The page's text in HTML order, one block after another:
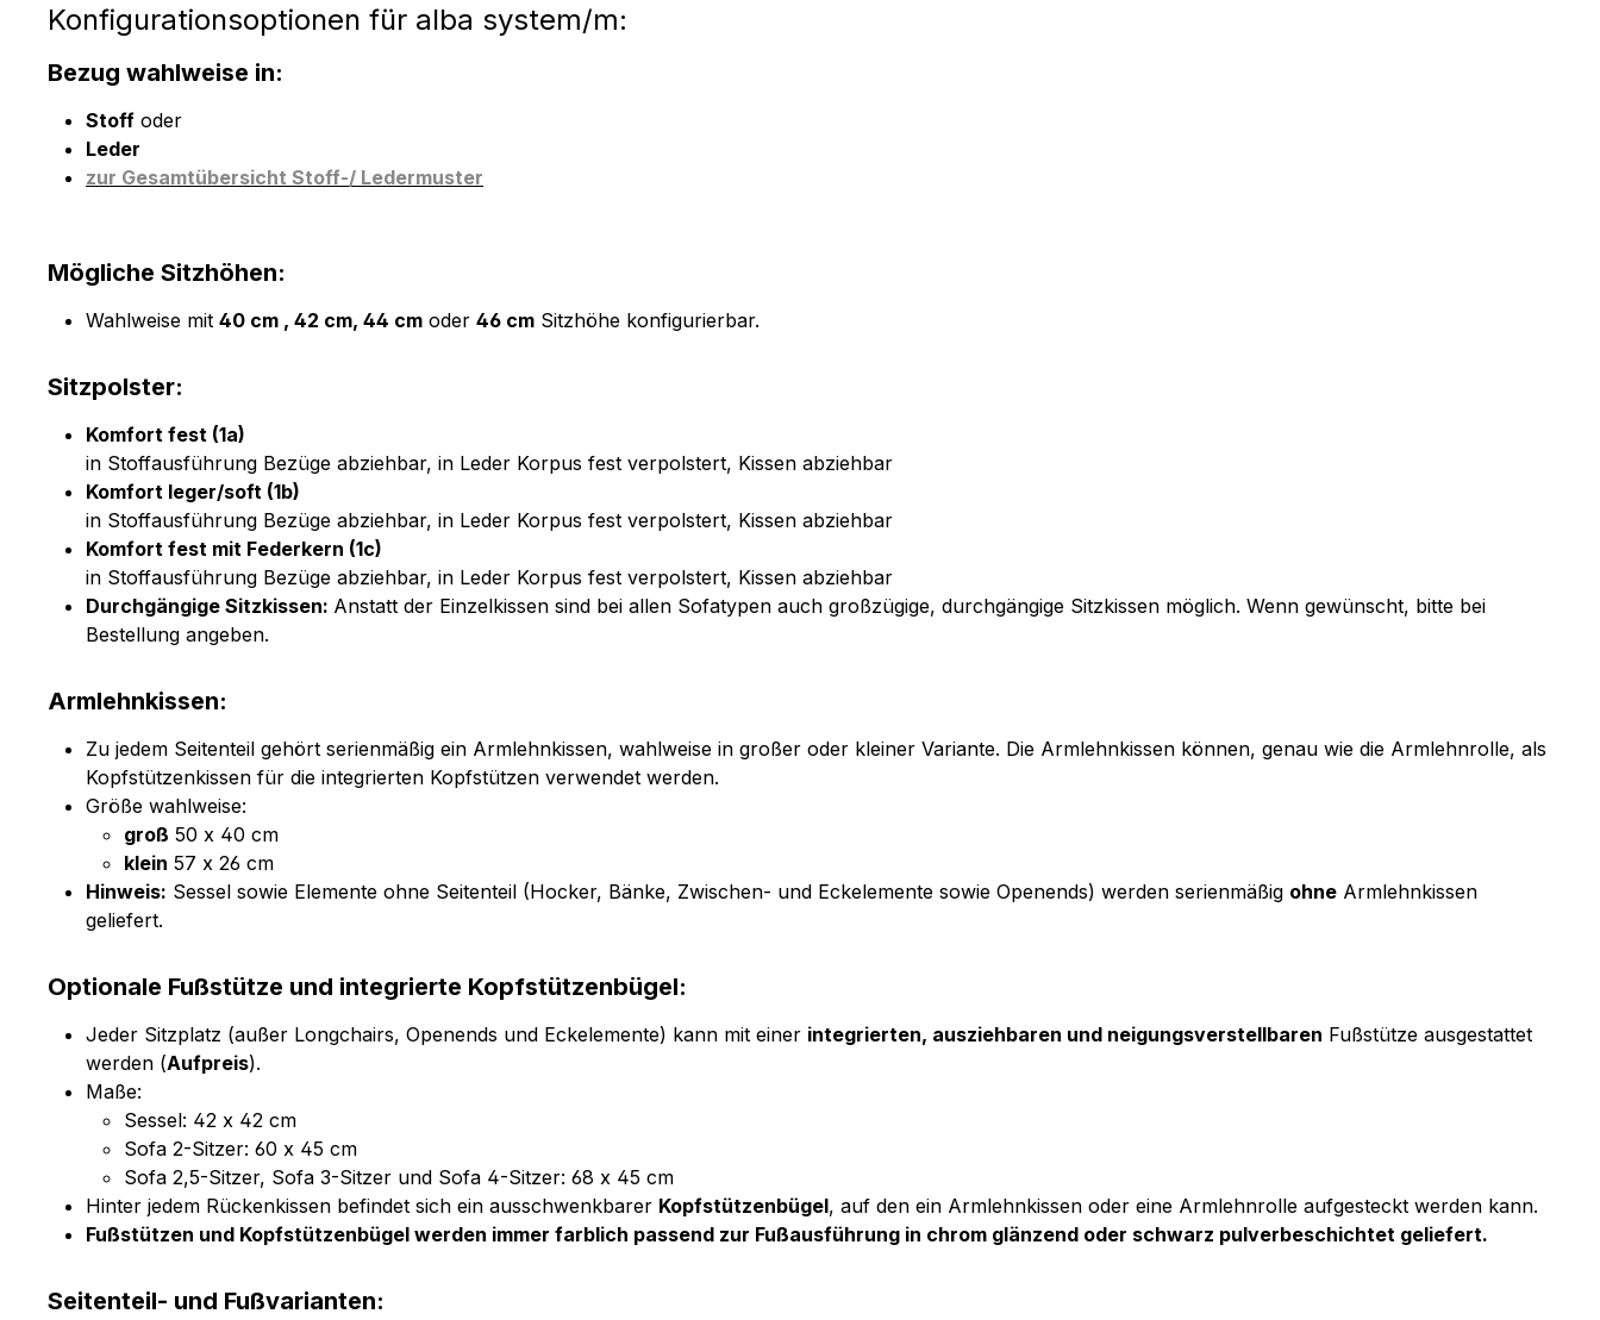
Konfigurationsoptionen für alba system/m:
Bezug wahlweise in:
Stoff oder
Leder
zur Gesamtübersicht Stoff-/ Ledermuster
Mögliche Sitzhöhen:
Wahlweise mit 40 cm , 42 cm, 44 cm oder 46 cm Sitzhöhe konfigurierbar.
Sitzpolster:
Komfort fest (1a)
in Stoffausführung Bezüge abziehbar, in Leder Korpus fest verpolstert, Kissen abziehbar
Komfort leger/soft (1b)
in Stoffausführung Bezüge abziehbar, in Leder Korpus fest verpolstert, Kissen abziehbar
Komfort fest mit Federkern (1c)
in Stoffausführung Bezüge abziehbar, in Leder Korpus fest verpolstert, Kissen abziehbar
Durchgängige Sitzkissen: Anstatt der Einzelkissen sind bei allen Sofatypen auch großzügige, durchgängige Sitzkissen möglich. Wenn gewünscht, bitte bei
Bestellung angeben.
Armlehnkissen:
Zu jedem Seitenteil gehört serienmäßig ein Armlehnkissen, wahlweise in großer oder kleiner Variante. Die Armlehnkissen können, genau wie die Armlehnrolle, als
Kopfstützenkissen für die integrierten Kopfstützen verwendet werden.
Größe wahlweise:
groß 50 x 40 cm
klein 57 x 26 cm
Hinweis: Sessel sowie Elemente ohne Seitenteil (Hocker, Bänke, Zwischen- und Eckelemente sowie Openends) werden serienmäßig ohne Armlehnkissen
geliefert.
Optionale Fußstütze und integrierte Kopfstützenbügel:
Jeder Sitzplatz (außer Longchairs, Openends und Eckelemente) kann mit einer integrierten, ausziehbaren und neigungsverstellbaren Fußstütze ausgestattet
werden (Aufpreis).
Maße:
Sessel: 42 x 42 cm
Sofa 2-Sitzer: 60 x 45 cm
Sofa 2,5-Sitzer, Sofa 3-Sitzer und Sofa 4-Sitzer: 68 x 45 cm
Hinter jedem Rückenkissen befindet sich ein ausschwenkbarer Kopfstützenbügel, auf den ein Armlehnkissen oder eine Armlehnrolle aufgesteckt werden kann.
Fußstützen und Kopfstützenbügel werden immer farblich passend zur Fußausführung in chrom glänzend oder schwarz pulverbeschichtet geliefert.
Seitenteil- und Fußvarianten: